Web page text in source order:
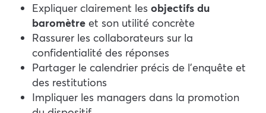
Expliquer clairement les objectifs du
baromètre et son utilité concrète
Rassurer les collaborateurs sur la
confidentialité des réponses
Partager le calendrier précis de l’enquête et
des restitutions
Impliquer les managers dans la promotion